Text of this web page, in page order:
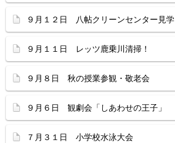
９月１２日 八帖クリーンセンター見学
９月１１日 レッツ鹿乗川清掃！
９月８日 秋の授業参観・敬老会
９月６日 観劇会「しあわせの王子」
７月３１日 小学校水泳大会